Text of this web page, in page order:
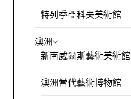
特列季亞科夫美術館
澳洲
新南威爾斯藝術美術館
澳洲當代藝術博物館